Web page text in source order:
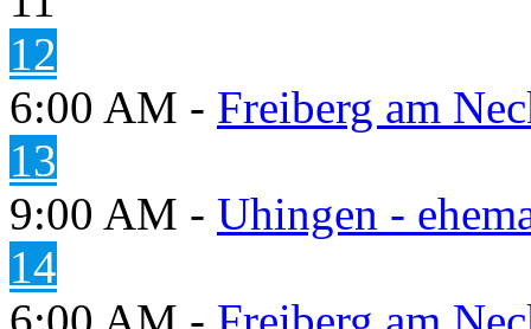
12
6:00 AM - Freiberg am
13
9:00 AM - Uhingen -
14